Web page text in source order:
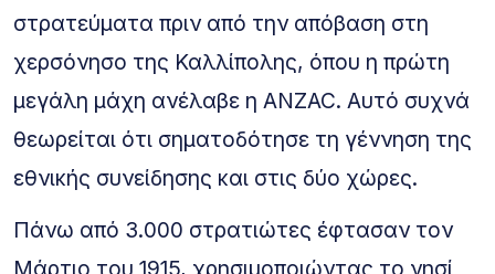
στρατεύματα πριν από την απόβαση στη
χερσόνησο της Καλλίπολης, όπου η πρώτη
μεγάλη μάχη ανέλαβε η ANZAC. Αυτό συχνά
θεωρείται ότι σηματοδότησε τη γέννηση της
εθνικής συνείδησης και στις δύο χώρες.
Πάνω από 3.000 στρατιώτες έφτασαν τον
Μάρτιο του 1915, χρησιμοποιώντας το νησί